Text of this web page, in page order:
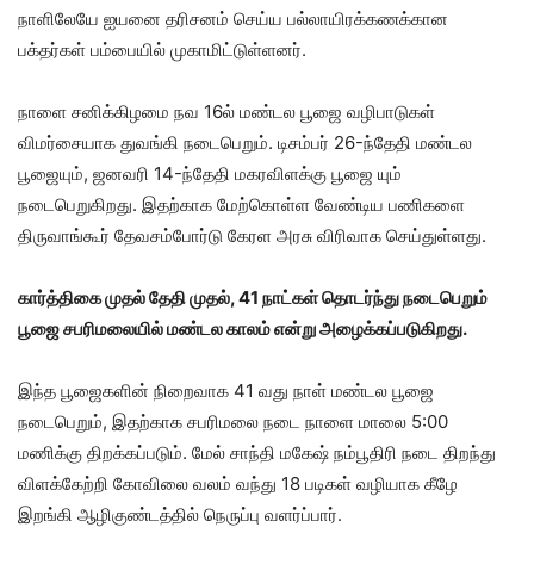
நாளிலேயே ஐயனை தரிசனம் செய்ய பல்லாயிரக்கணக்கான
பக்தர்கள் பம்பையில் முகாமிட்டுள்ளனர்.
நாளை சனிக்கிழமை நவ 16ல் மண்டல பூஜை வழிபாடுகள்
விமர்சையாக துவங்கி நடைபெறும். டிசம்பர் 26-ந்தேதி மண்டல
பூஜையும், ஜனவரி 14-ந்தேதி மகரவிளக்கு பூஜை யும்
நடைபெறுகிறது. இதற்காக மேற்கொள்ள வேண்டிய பணிகளை
திருவாங்கூர் தேவசம்போர்டு கேரள அரசு விரிவாக செய்துள்ளது.
கார்த்திகை முதல் தேதி முதல், 41 நாட்கள் தொடர்ந்து நடைபெறும்
பூஜை சபரிமலையில் மண்டல காலம் என்று அழைக்கப்படுகிறது.
இந்த பூஜைகளின் நிறைவாக 41 வது நாள் மண்டல பூஜை
நடைபெறும், இதற்காக சபரிமலை நடை நாளை மாலை 5:00
மணிக்கு திறக்கப்படும். மேல் சாந்தி மகேஷ் நம்பூதிரி நடை திறந்து
விளக்கேற்றி கோவிலை வலம் வந்து 18 படிகள் வழியாக கீழே
இறங்கி ஆழிகுண்டத்தில் நெருப்பு வளர்ப்பார்.